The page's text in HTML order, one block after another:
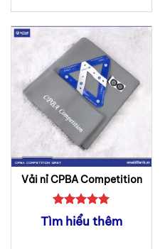
Vải nỉ CPBA Competition
Được xếp
hạng55
Tìm hiểu thêm